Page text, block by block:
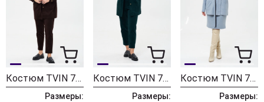
Костюм TVIN 7822 шоколад
Размеры:
Костюм TVIN 7822 темно-бирюзовый
Размеры:
Костюм TVIN 7762 голубой
Размеры: